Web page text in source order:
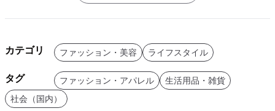
カテゴリ ファッション・美容 ライフスタイル
タグ ファッション・アパレル
生活用品・雑貨
社会（国内）